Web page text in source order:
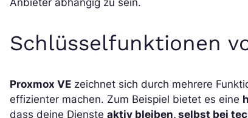
Schlüsselfunktionen
Proxmox VE zeichnet sich durch mehrere
effizienter machen. Zum Beispiel bietet es eine
dass deine Diensteaktiv bleiben, selbst bei